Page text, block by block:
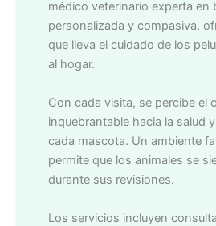
médico veterinario experta en
personalizada y compasiva,
que lleva el cuidado de los
al hogar.
Con cada visita, se percibe el
inquebrantable hacia la salud
cada mascota. Un ambiente
permite que los animales se
durante sus revisiones.
Los servicios incluyen